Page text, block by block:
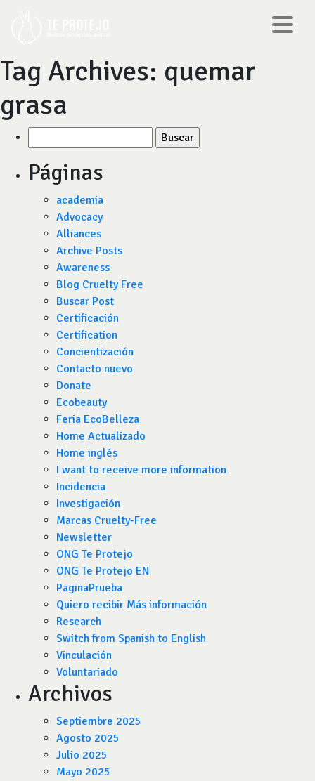
Tag Archives: quemar
grasa
por:
Páginas
academia
Advocacy
Alliances
Archive Posts
Awareness
Blog Cruelty Free
Buscar Post
Certificación
Certification
Concientización
Contacto nuevo
Donate
Ecobeauty
Feria EcoBelleza
Home Actualizado
Home inglés
I want to receive more information
Incidencia
Investigación
Marcas Cruelty-Free
Newsletter
ONG Te Protejo
ONG Te Protejo EN
PaginaPrueba
Quiero recibir Más información
Research
Switch from Spanish to English
Vinculación
Voluntariado
Archivos
Septiembre 2025
Agosto 2025
Julio 2025
Mayo 2025